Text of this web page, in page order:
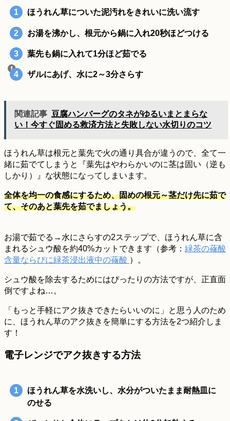
ほうれん草についた泥汚れをきれいに洗い流す
お湯を沸かし、根元から鍋に入れ20秒ほどつける
葉先も鍋に入れて1分ほど茹でる
ザルにあげ、水に2～3分さらす
関連記事 豆腐ハンバーグのタネがゆるいまとまらな
い！今すぐ固める救済方法と失敗しない水切りのコツ
ほうれん草は根元と葉先で火の通り具合が違うので、全て一
緒に茹でてしまうと『葉先はやわらかいのに茎は固い（逆も
しかり）』な状態になってしまいます。
全体を均一の食感にするため、固めの根元～茎だけ先に茹で
て、そのあと葉先を茹でましょう。
お湯で茹でる→水にさらすの2ステップで、ほうれん草に含
まれるシュウ酸を約40%カットできます（参考： 緑茶の蓚酸
含量ならびに緑茶浸出液中の蓚酸 ）。
シュウ酸を除去するためにはぴったりの方法ですが、正直面
倒ですよね…。
「もっと手軽にアク抜きできたらいいのに」と思う人のため
に、ほうれん草のアク抜きを簡単にする方法を2つ紹介しま
す！
電子レンジでアク抜きする方法
ほうれん草を水洗いし、水分がついたまま耐熱皿に
のせる